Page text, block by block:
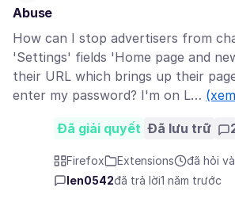
Abuse
How can I stop advertisers from
'Settings' fields 'Home page and
their URL which brings up their
enter my password? I'm on L…
Đã giải quyết Đã lưu trữ
Firefox Extensions
đã hỏi
len0542đã trả lời1 năm trước